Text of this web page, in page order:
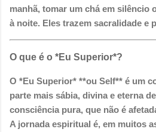
manhã, tomar um chá em silêncio
à noite. Eles trazem sacralidade e
O que é o *Eu Superior*?
O *Eu Superior* **ou Self** é um
parte mais sábia, divina e eterna
consciência pura, que não é
A jornada espiritual é, em muitos